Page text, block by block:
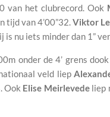
van het clubrecord. Ook
tijd van 4’00”32.Viktor
is nu iets minder dan 1”
onder de 4’ grens
veld liep
Ook Elise Meirlevedeliep